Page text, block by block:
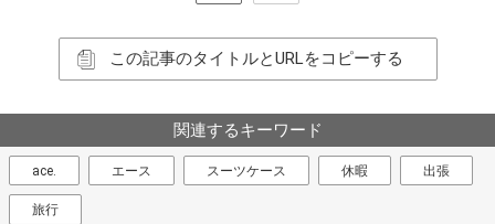
この記事のタイトルとURLをコピーする
関連するキーワード
ace. エース スーツケース 休暇 出張
旅行